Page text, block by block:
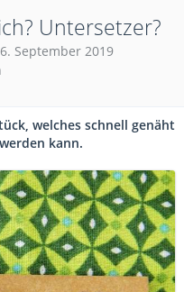
Untersetzer?
September 2019
welches schnell genäht
kann.